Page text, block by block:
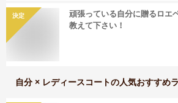
決定
頑張っている自分に贈るロエ
教えて下さい！
自分 × レディースコートの人気おすすめ